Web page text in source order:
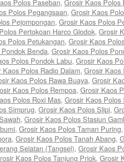
Polos Paseban, Grosir Kaos Polos
Polos Pegangsaan, Grosir Kaos
Pejompongan, Grosir Kaos Polos
Pertokoan Harco Glodok, Grosir
Polos Petukangan, Grosir Kaos
Benda, Grosir Kaos Polos
Polos Pondok Labu, Grosir Kaos
Kaos Polos Radio Dalam, Grosir Kaos
Kaos Polos Rawa Buaya, Grosir
Kaos Polos Rempoa, Grosir Kaos
Polos Roxi Mas, Grosir Kaos Polos
Simprug, Grosir Kaos Polos Slipi,
, Grosir Kaos Polos Stasiun
, Grosir Kaos Polos Taman Puring
, Grosir Kaos Polos Tanah Abang,
Selatan (Tangsel), Grosir Kaos
Kaos Polos Tanjung Priok, Grosir